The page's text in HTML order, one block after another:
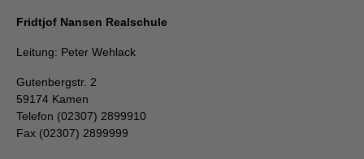
Fridtjof Nansen Realschule
Leitung: Peter Wehlack
Gutenbergstr. 2
59174 Kamen
Telefon (02307) 2899910
Fax (02307) 2899999